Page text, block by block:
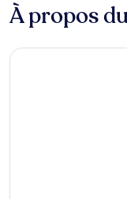
À propos